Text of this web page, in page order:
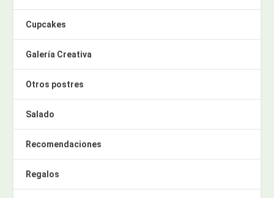
Cupcakes
Galería Creativa
Otros postres
Salado
Recomendaciones
Regalos